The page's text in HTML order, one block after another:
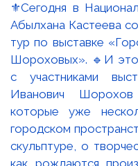
⚜️Сегодня в
Абылхана Кастеева
тур по выставке
Шороховых». 🔹И
с участниками
Иванович
которые уже
городском
скульптуре, о